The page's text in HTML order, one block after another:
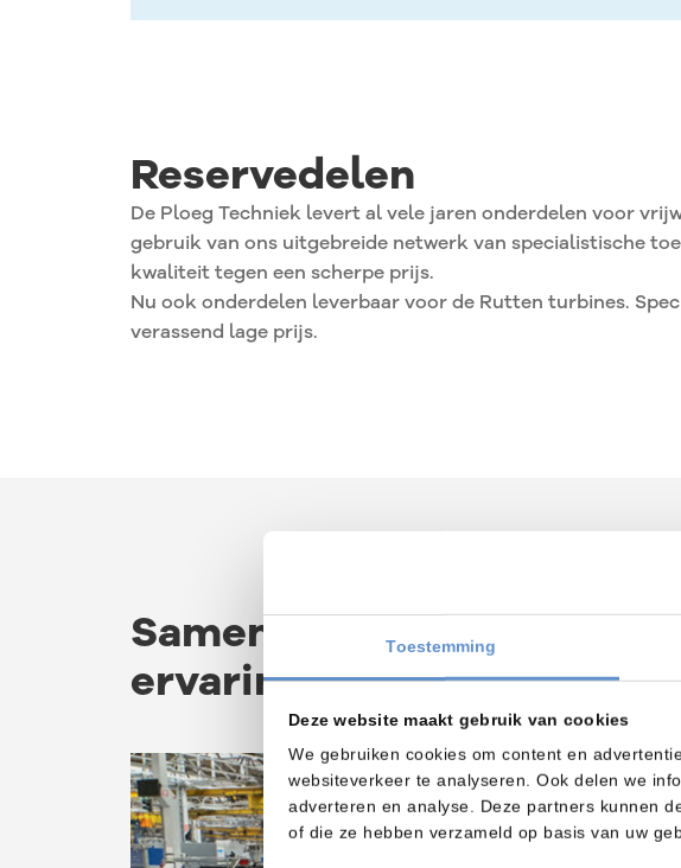
Toestemming
Deze website maakt gebruik van cookies
We gebruiken cookies om content en
websiteverkeer te analyseren. Ook delen we
adverteren en analyse. Deze partners kunnen
of die ze hebben verzameld op basis van uw
Reservedelen
De Ploeg Techniek levert al vele jaren onderdelen voor
gebruik van ons uitgebreide netwerk van specialistische
kwaliteit tegen een scherpe prijs.
Nu ook onderdelen leverbaar voor de Rutten turbines.
verassend lage prijs.
Samenwerken?Lees de
ervaringen van onze